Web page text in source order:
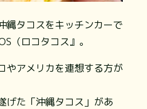
縄タコスをキッチンカーで
（ロコタコス』。
やアメリカを連想する方が
げた「沖縄タコス」があ